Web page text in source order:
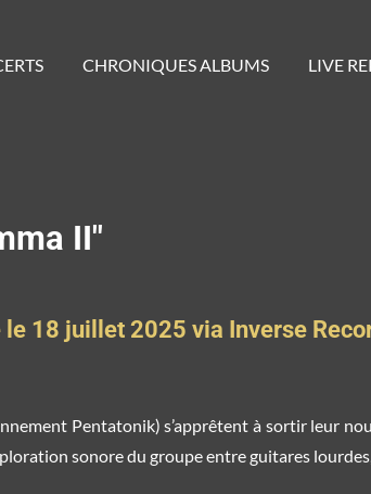
CHRONIQUES ALBUMS LIVE
II"
le 18 juillet 2025 via Inverse
Pentatonik) s’apprêtent à sortir leur
sonore du groupe entre guitares